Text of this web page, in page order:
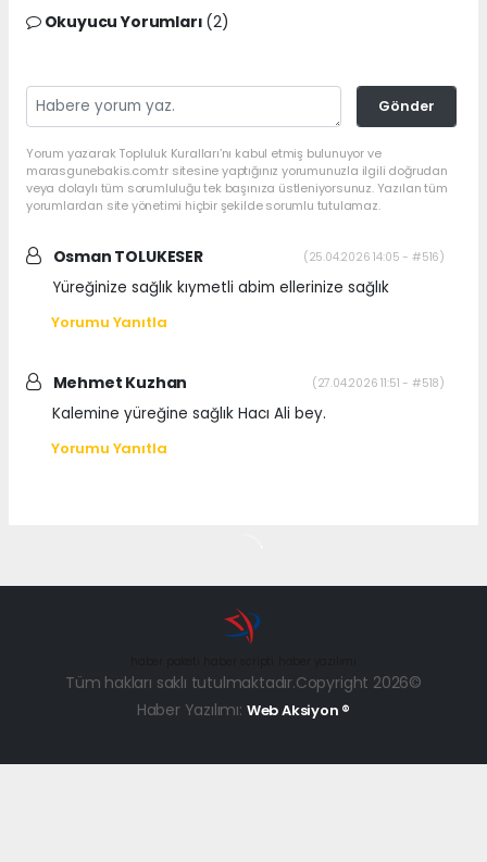
Okuyucu Yorumları (2)
Gönder
Yorum yazarak Topluluk Kuralları’nı kabul etmiş bulunuyor ve
marasgunebakis.com.tr sitesine yaptığınız yorumunuzla ilgili doğrudan
veya dolaylı tüm sorumluluğu tek başınıza üstleniyorsunuz. Yazılan tüm
yorumlardan site yönetimi hiçbir şekilde sorumlu tutulamaz.
Osman TOLUKESER (25.04.2026 14:05 - #516)
Yüreğinize sağlık kıymetli abim ellerinize sağlık
Yorumu Yanıtla
Mehmet Kuzhan (27.04.2026 11:51 - #518)
Kalemine yüreğine sağlık Hacı Ali bey.
Yorumu Yanıtla
Tüm hakları saklı tutulmaktadır.Copyright 2026©
Haber Yazılımı: Web Aksiyon ®